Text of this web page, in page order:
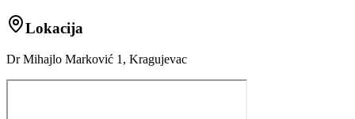
Lokacija
Dr Mihajlo Marković 1, Kragujevac